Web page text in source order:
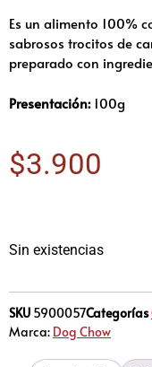
Es un alimento 100%
sabrosos trocitos de
preparado con
Presentación: 100g
$3.900
Sin existencias
SKU 5900057Categorías
Marca: Dog Chow